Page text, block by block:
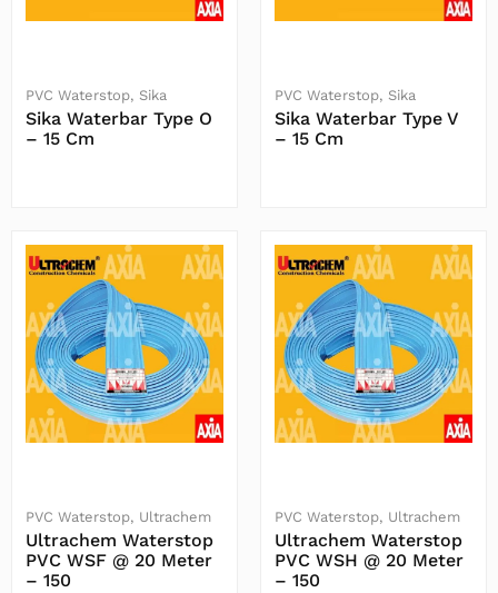
PVC Waterstop Sika
Sika Waterbar Type O
– 15 Cm
PVC Waterstop Sika
Sika Waterbar Type V
– 15 Cm
PVC Waterstop Ultrachem
Ultrachem Waterstop
PVC WSF @ 20 Meter
– 150
PVC Waterstop Ultrachem
Ultrachem Waterstop
PVC WSH @ 20 Meter
– 150